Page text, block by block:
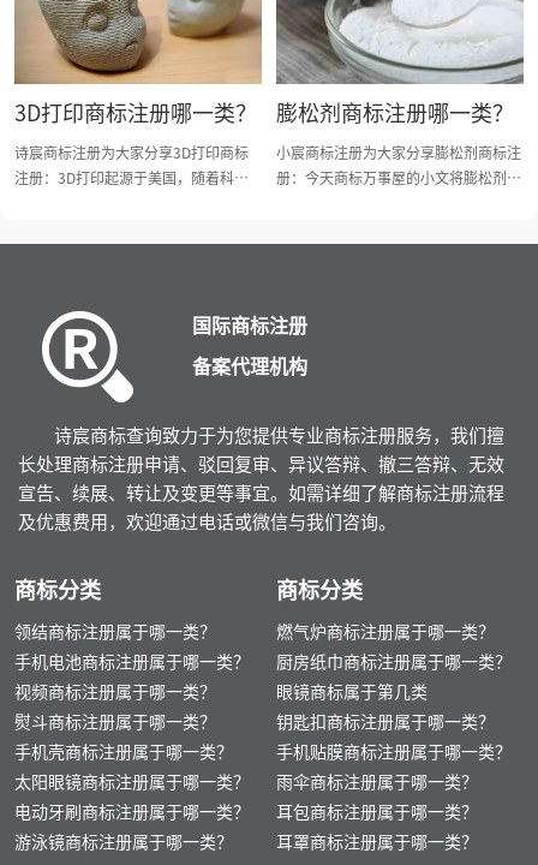
别！今天诗宸商标注册的小文将3D扫
描仪商标注册分类明细、商标注册流程
及费用、商标注册多久、商标注册资料
和商标注册证书有效期等资料整理出
来。
3D打印商标注册哪一类？
诗宸商标注册为大家分享3D打印商标
注册：3D打印起源于美国，随着科技
费用、商标注册多久、商标注册资料和
商标注册证书有效期等资料整理出来。
膨松剂商标注册哪一类？
小宸商标注册为大家分享膨松剂商标注
册：今天商标万事屋的小文将膨松剂商
国际商标注册
备案代理机构
诗宸商标查询致力于为您提供专业商标注册服务，我们擅
长处理商标注册申请、驳回复审、异议答辩、撤三答辩、无效
宣告、续展、转让及变更等事宜。如需详细了解商标注册流程
及优惠费用，欢迎通过电话或微信与我们咨询。
商标分类
领结商标注册属于哪一类？
手机电池商标注册属于哪一类？
视频商标注册属于哪一类？
熨斗商标注册属于哪一类？
手机壳商标注册属于哪一类？
太阳眼镜商标注册属于哪一类？
电动牙刷商标注册属于哪一类？
游泳镜商标注册属于哪一类？
商标分类
燃气炉商标注册属于哪一类？
厨房纸巾商标注册属于哪一类？
眼镜商标属于第几类
钥匙扣商标注册属于哪一类？
手机贴膜商标注册属于哪一类？
雨伞商标注册属于哪一类？
耳包商标注册属于哪一类？
耳罩商标注册属于哪一类？